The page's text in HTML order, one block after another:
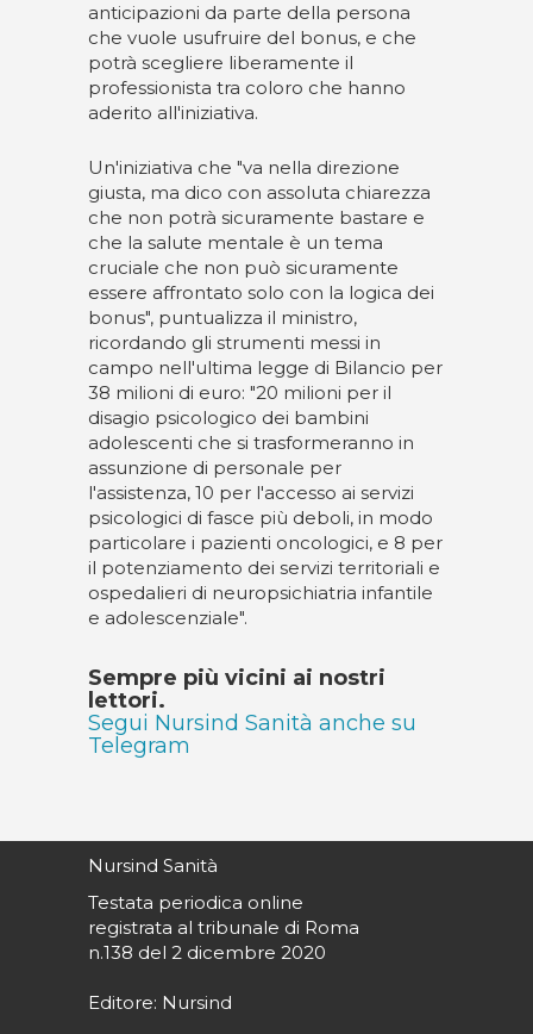
anticipazioni da parte della persona
che vuole usufruire del bonus, e che
potrà scegliere liberamente il
professionista tra coloro che hanno
aderito all'iniziativa.
Un'iniziativa che "va nella direzione
giusta, ma dico con assoluta chiarezza
che non potrà sicuramente bastare e
che la salute mentale è un tema
cruciale che non può sicuramente
essere affrontato solo con la logica dei
bonus", puntualizza il ministro,
ricordando gli strumenti messi in
campo nell'ultima legge di Bilancio per
38 milioni di euro: "20 milioni per il
disagio psicologico dei bambini
adolescenti che si trasformeranno in
assunzione di personale per
l'assistenza, 10 per l'accesso ai servizi
psicologici di fasce più deboli, in modo
particolare i pazienti oncologici, e 8 per
il potenziamento dei servizi territoriali e
ospedalieri di neuropsichiatria infantile
e adolescenziale".
Sempre più vicini ai nostri
lettori.
Segui Nursind Sanità anche su
Telegram
Nursind Sanità
Testata periodica online
registrata al tribunale di Roma
n.138 del 2 dicembre 2020
Editore: Nursind